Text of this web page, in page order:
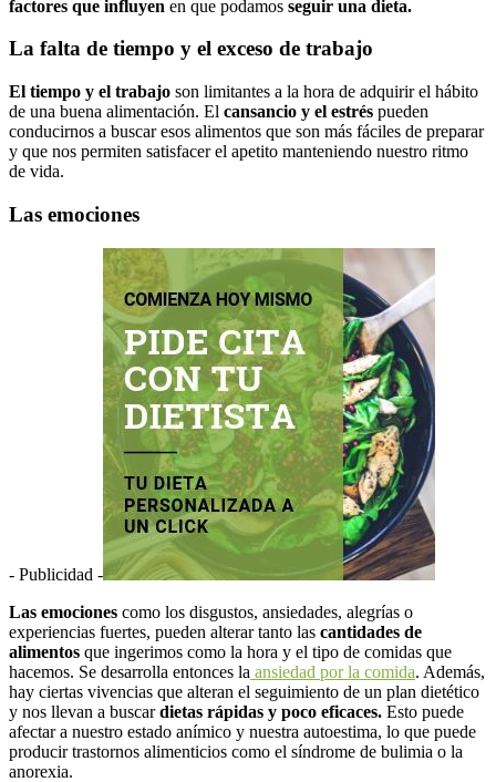
factores que influyen en que podamos seguir una dieta.
La falta de tiempo y el exceso de trabajo
El tiempo y el trabajo son limitantes a la hora de adquirir el hábito
de una buena alimentación. El cansancio y el estrés pueden
conducirnos a buscar esos alimentos que son más fáciles de preparar
y que nos permiten satisfacer el apetito manteniendo nuestro ritmo
de vida.
Las emociones
- Publicidad -
Las emociones como los disgustos, ansiedades, alegrías o
experiencias fuertes, pueden alterar tanto las cantidades de
alimentos que ingerimos como la hora y el tipo de comidas que
hacemos. Se desarrolla entonces la ansiedad por la comida. Además,
hay ciertas vivencias que alteran el seguimiento de un plan dietético
y nos llevan a buscardietas rápidas y poco eficaces. Esto puede
afectar a nuestro estado anímico y nuestra autoestima, lo que puede
producir trastornos alimenticios como el síndrome de bulimia o la
anorexia.